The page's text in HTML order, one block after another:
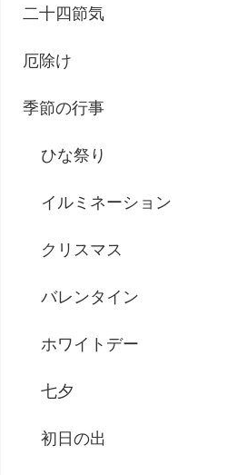
二十四節気
厄除け
季節の行事
ひな祭り
イルミネーション
クリスマス
バレンタイン
ホワイトデー
七夕
初日の出